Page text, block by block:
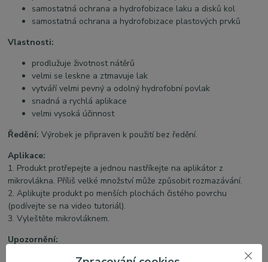
samostatná ochrana a hydrofobizace laku a disků kol
samostatná ochrana a hydrofobizace plastových prvků
Vlastnosti:
prodlužuje životnost nátěrů
velmi se leskne a ztmavuje lak
vytváří velmi pevný a odolný hydrofobní povlak
snadná a rychlá aplikace
velmi vysoká účinnost
Ředění: Výrobek je připraven k použití bez ředění.
Aplikace:
1. Produkt protřepejte a jednou nastříkejte na aplikátor z
mikrovlákna. Příliš velké množství může způsobit rozmazávání.
2. Aplikujte produkt po menších plochách čistého povrchu
(podívejte se na video tutoriál).
3. Vyleštěte mikrovláknem.
Upozornění: